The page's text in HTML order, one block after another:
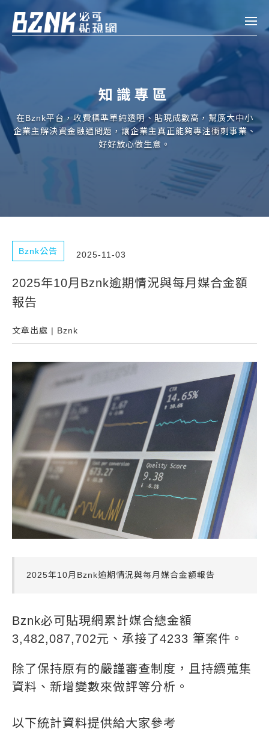
Bznk 必可貼現網
申貸
企業融資
房屋副擔保融資
常見問題
企業專案融資
平台操作
知識專區
平台介紹
註冊 登入
知識專區
在Bznk平台，收費標準單純透明、貼現成數高，幫廣大中小
企業主解決資金融通問題，讓企業主真正能夠專注衝刺事業、
好好放心做生意。
Bznk公告 2025-11-03
2025年10月Bznk逾期情況與每月媒合金額
報告
文章出處 | Bznk
2025年10月Bznk逾期情況與每月媒合金額報告
Bznk必可貼現網累計媒合總金額
3,482,087,702元、承接了4233 筆案件。
除了保持原有的嚴謹審查制度，且持續蒐集
資料、新增變數來做評等分析。
以下統計資料提供給大家參考